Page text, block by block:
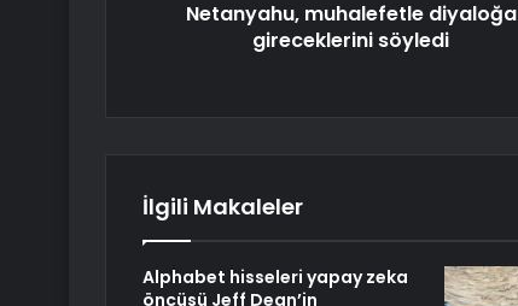
Netanyahu, muhalefetle diyaloğa
gireceklerini söyledi
İlgili Makaleler
Alphabet hisseleri yapay zeka
öncüsü Jeff Dean’in